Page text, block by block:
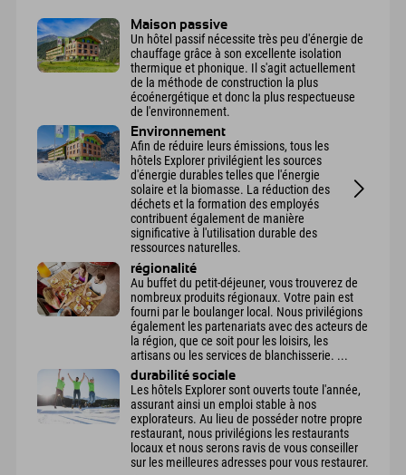
Maison passive
Un hôtel passif nécessite très peu d'énergie de
chauffage grâce à son excellente isolation
thermique et phonique. Il s'agit actuellement
de la méthode de construction la plus
écoénergétique et donc la plus respectueuse
de l'environnement.
Environnement
Afin de réduire leurs émissions, tous les
hôtels Explorer privilégient les sources
d'énergie durables telles que l'énergie
solaire et la biomasse. La réduction des
déchets et la formation des employés
contribuent également de manière
significative à l'utilisation durable des
ressources naturelles.
régionalité
Au buffet du petit-déjeuner, vous trouverez de
nombreux produits régionaux. Votre pain est
fourni par le boulanger local. Nous privilégions
également les partenariats avec des acteurs de
la région, que ce soit pour les loisirs, les
artisans ou les services de blanchisserie. ...
durabilité sociale
Les hôtels Explorer sont ouverts toute l'année,
assurant ainsi un emploi stable à nos
explorateurs. Au lieu de posséder notre propre
restaurant, nous privilégions les restaurants
locaux et nous serons ravis de vous conseiller
sur les meilleures adresses pour vous restaurer.